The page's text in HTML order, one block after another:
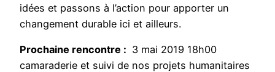
idées et passons à l’action pour apporter un
changement durable ici et ailleurs.
Prochaine rencontre : 3 mai 2019 18h00
camaraderie et suivi de nos projets humanitaires